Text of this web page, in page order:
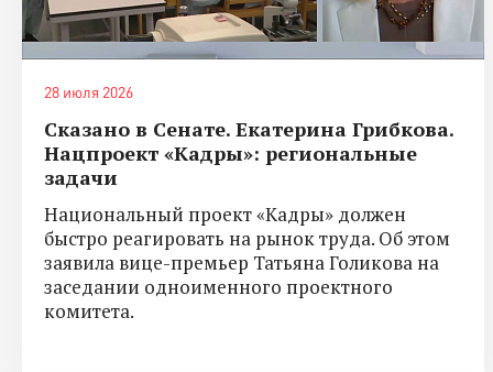
28 июля 2026
Сказано в Сенате. Екатерина Грибкова.
Нацпроект «Кадры»: региональные
задачи
Национальный проект «Кадры» должен
быстро реагировать на рынок труда. Об этом
заявила вице-премьер Татьяна Голикова на
заседании одноименного проектного
комитета.